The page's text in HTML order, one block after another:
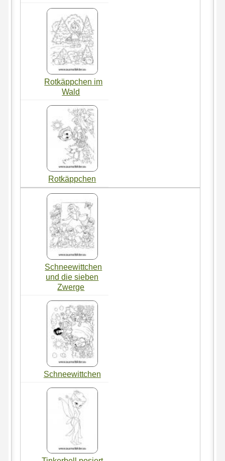
Rotkäppchen im
Wald
Rotkäppchen
Schneewittchen
und die sieben
Zwerge
Schneewittchen